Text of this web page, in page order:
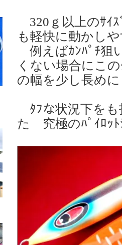
320ｇ以上のｻｲ
も軽快に動かし
例えばｶﾝﾊﾟﾁ狙
くない場合にこ
の幅を少し長め
ﾀﾌな状況下をも
た 究極のﾊﾟｲﾛｯﾄ